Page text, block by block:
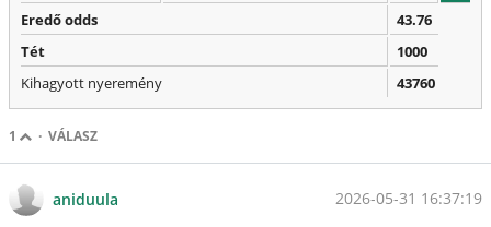
Eredő odds
43.76
Tét
1000
Kihagyott nyeremény
43760
1 · VÁLASZ
aniduula 2026-05-31 16:37:19